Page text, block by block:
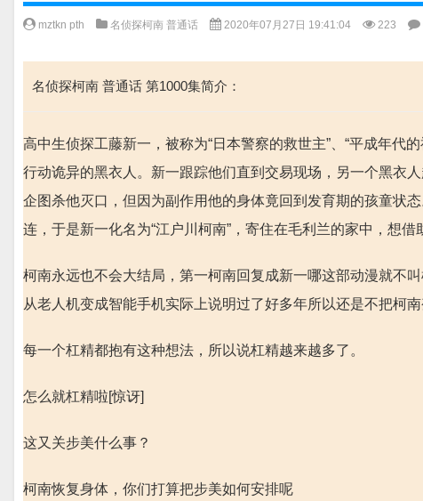
mztkn pth 名侦探柯南 普通话 2020年07月27日 19:41:04 223
名侦探柯南 普通话 第1000集简介：
高中生侦探工藤新一，被称为“日本警察的救世主”、“平成年代
行动诡异的黑衣人。新一跟踪他们直到交易现场，另一个黑衣
企图杀他灭口，但因为副作用他的身体竟回到发育期的孩童状
连，于是新一化名为“江户川柯南”，寄住在毛利兰的家中，想
柯南永远也不会大结局，第一柯南回复成新一哪这部动漫就不
从老人机变成智能手机实际上说明过了好多年所以还是不把柯
每一个杠精都抱有这种想法，所以说杠精越来越多了。
怎么就杠精啦[惊讶]
这又关步美什么事？
柯南恢复身体，你们打算把步美如何安排呢